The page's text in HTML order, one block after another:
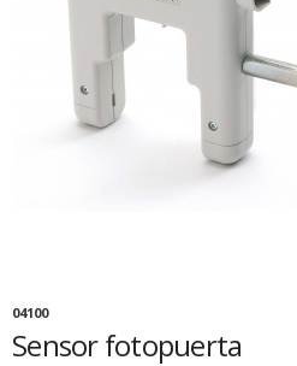
04100
Sensor fotopuerta